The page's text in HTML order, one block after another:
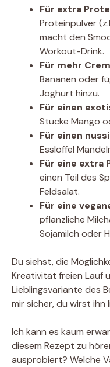
Für extra
Proteinpulver
macht den
Workout-Drink.
Für mehr
Bananen oder
Joghurt hinzu.
Für einen
Stücke Mango
Für einen
Esslöffel
Für eine extra
einen Teil des
Feldsalat.
Für eine
pflanzliche
Sojamilch oder
Du siehst, die
Kreativität freien Lauf
Lieblingsvariante des
mir sicher, du wirst ihn
Ich kann es kaum
diesem Rezept zu
ausprobiert? Welche